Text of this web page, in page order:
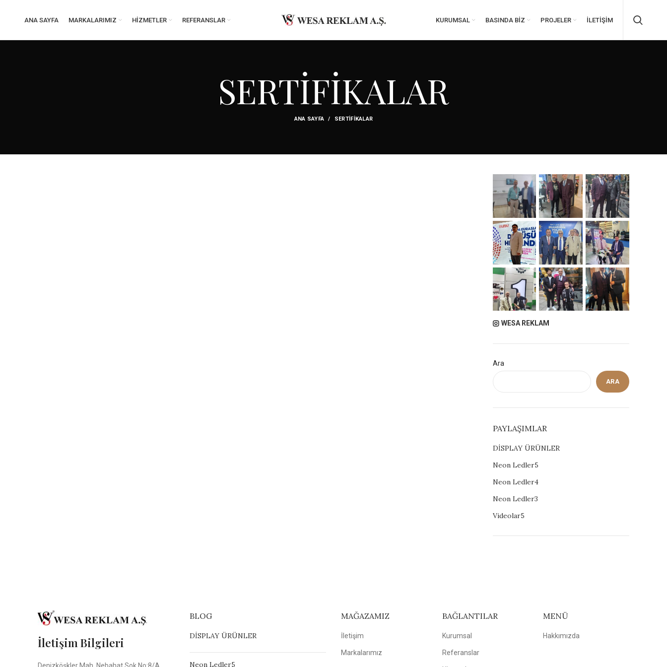
ANA SAYFA MARKALARIMIZ HIZMETLER REFERANSLAR KURUMSAL BASINDA BIZ PROJELER İLETIŞIM
SERTİFİKALAR
ANA SAYFA SERTİFİKALAR
WESA REKLAM
Ara
ARA
PAYLAŞIMLAR
DİSPLAY ÜRÜNLER
Neon Ledler5
Neon Ledler4
Neon Ledler3
Videolar5
İletişim Bilgileri
BLOG
DİSPLAY ÜRÜNLER
Neon Ledler5
MAĞAZAMIZ
İletişim
Markalarımız
BAĞLANTILAR
Kurumsal
Referanslar
MENÜ
Hakkımızda